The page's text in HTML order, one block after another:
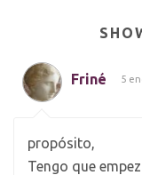
Friné 5
propósito,
Tengo que